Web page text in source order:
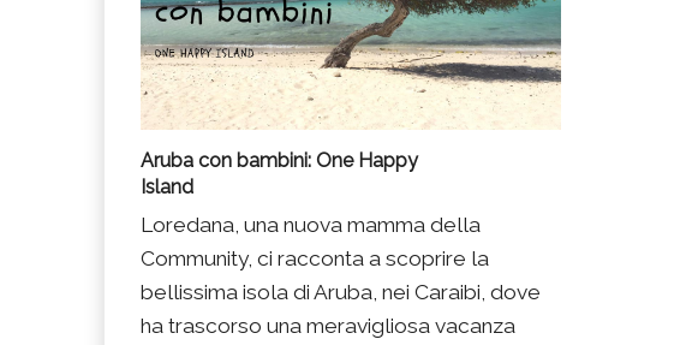
Aruba con bambini: One Happy
Island
Loredana, una nuova mamma della
Community, ci racconta a scoprire la
bellissima isola di Aruba, nei Caraibi, dove
ha trascorso una meravigliosa vacanza